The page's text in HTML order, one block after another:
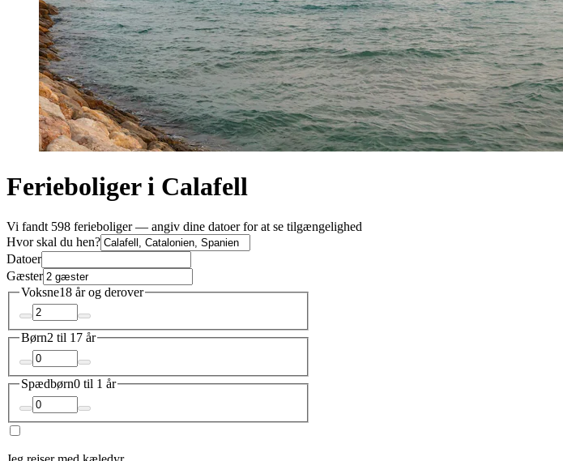
Ferieboliger i Calafell
Vi fandt 598 ferieboliger — angiv dine datoer for at se tilgængelighed
Hvor skal du hen?
Datoer
Gæster
Voksne18 år og derover
Børn2 til 17 år
Spædbørn0 til 1 år